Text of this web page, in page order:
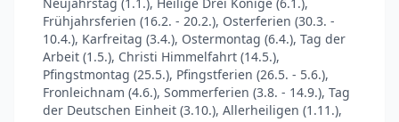
Frühjahrsferien (16.2. - 20.2.), Osterferien (30.3. -
10.4.), Karfreitag (3.4.), Ostermontag (6.4.), Tag der
Arbeit (1.5.), Christi Himmelfahrt (14.5.),
Pfingstmontag (25.5.), Pfingstferien (26.5. - 5.6.),
Fronleichnam (4.6.), Sommerferien (3.8. - 14.9.), Tag
der Deutschen Einheit (3.10.), Allerheiligen (1.11.),